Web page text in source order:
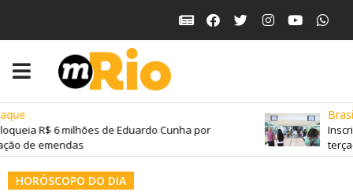
R$ 6 milhões de Eduardo Cunha por
de emendas
Brasil
terça-
HORÓSCOPO DO DIA